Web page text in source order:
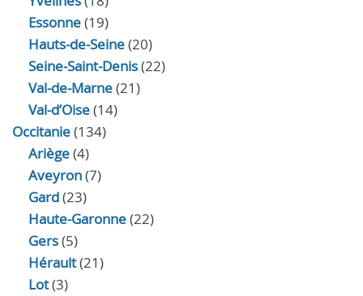
Essonne(19)
Hauts-de-Seine(20)
Seine-Saint-Denis(22)
Val-de-Marne(21)
Val-d’Oise(14)
Occitanie(134)
Ariège(4)
Aveyron(7)
Gard(23)
Haute-Garonne(22)
Gers(5)
Hérault(21)
Lot(3)